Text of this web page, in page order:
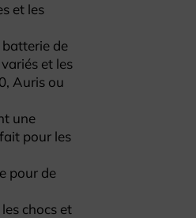
et les
de
et les
Auris ou
une
pour les
pour de
chocs et